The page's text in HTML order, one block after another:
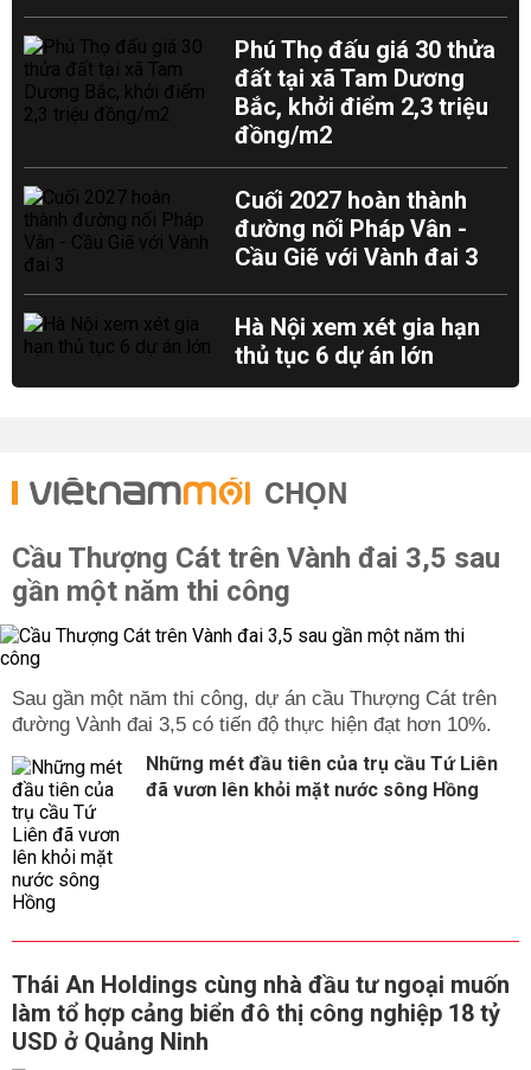
Phú Thọ đấu giá 30 thửa
đất tại xã Tam Dương
Bắc, khởi điểm 2,3 triệu
đồng/m2
Cuối 2027 hoàn thành
đường nối Pháp Vân -
Cầu Giẽ với Vành đai 3
Hà Nội xem xét gia hạn
thủ tục 6 dự án lớn
CHỌN
Cầu Thượng Cát trên Vành đai 3,5 sau
gần một năm thi công
Sau gần một năm thi công, dự án cầu Thượng Cát trên
đường Vành đai 3,5 có tiến độ thực hiện đạt hơn 10%.
Những mét đầu tiên của trụ cầu Tứ Liên
đã vươn lên khỏi mặt nước sông Hồng
Thái An Holdings cùng nhà đầu tư ngoại muốn
làm tổ hợp cảng biển đô thị công nghiệp 18 tỷ
USD ở Quảng Ninh